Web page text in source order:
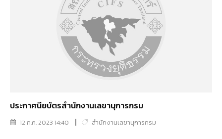
ประกาศนียบัตรสำนักงานเลขานุการกรม
12 ก.ค. 2023 14:40 สำนักงานเลขานุการกรม